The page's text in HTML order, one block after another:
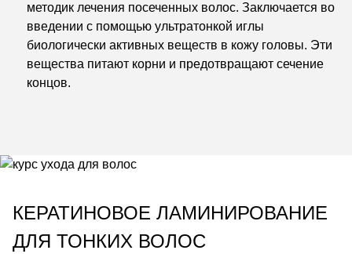
методик лечения посеченных волос. Заключается во
введении с помощью ультратонкой иглы
биологически активных веществ в кожу головы. Эти
вещества питают корни и предотвращают сечение
концов.
КЕРАТИНОВОЕ ЛАМИНИРОВАНИЕ
ДЛЯ ТОНКИХ ВОЛОС